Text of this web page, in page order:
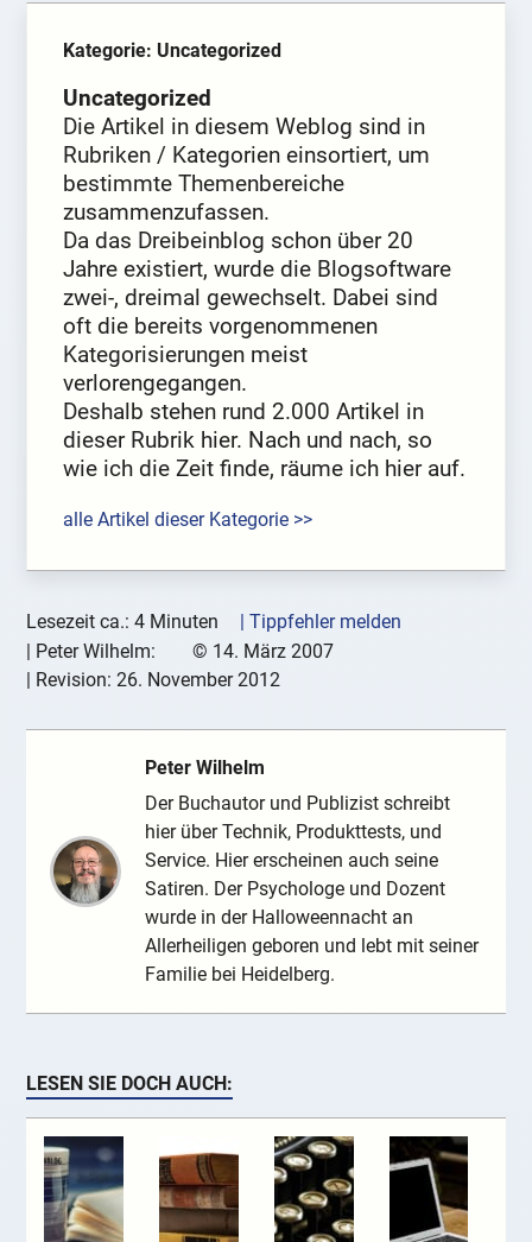
Kategorie: Uncategorized
Uncategorized
Die Artikel in diesem Weblog sind in
Rubriken / Kategorien einsortiert, um
bestimmte Themenbereiche
zusammenzufassen.
Da das Dreibeinblog schon über 20
Jahre existiert, wurde die Blogsoftware
zwei-, dreimal gewechselt. Dabei sind
oft die bereits vorgenommenen
Kategorisierungen meist
verlorengegangen.
Deshalb stehen rund 2.000 Artikel in
dieser Rubrik hier. Nach und nach, so
wie ich die Zeit finde, räume ich hier auf.
alle Artikel dieser Kategorie >>
Lesezeit ca.: 4 Minuten
| Tippfehler melden
| Peter Wilhelm: © 14. März 2007
| Revision:26. November 2012
Peter Wilhelm
Der Buchautor und Publizist schreibt
hier über Technik, Produkttests, und
Service. Hier erscheinen auch seine
Satiren. Der Psychologe und Dozent
wurde in der Halloweennacht an
Allerheiligen geboren und lebt mit seiner
Familie bei Heidelberg.
LESEN SIE DOCH AUCH: